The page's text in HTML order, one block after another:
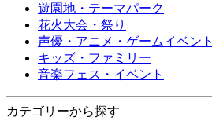
遊園地・テーマパーク
花火大会・祭り
声優・アニメ・ゲームイベント
キッズ・ファミリー
音楽フェス・イベント
カテゴリーから探す